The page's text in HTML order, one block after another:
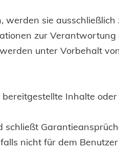
sie
zur
unter Vorbehalt
Inhalte
nicht für dem